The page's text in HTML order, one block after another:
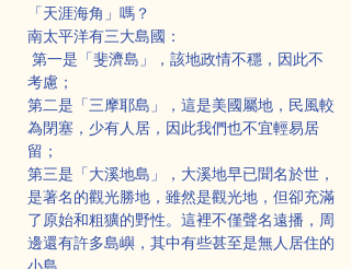
「天涯海角」嗎？
南太平洋有三大島國：
第一是「斐濟島」，該地政情不穩，因此不
考慮；
第二是「三摩耶島」，這是美國屬地，民風較
為閉塞，少有人居，因此我們也不宜輕易居
留；
第三是「大溪地島」，大溪地早已聞名於世，
是著名的觀光勝地，雖然是觀光地，但卻充滿
了原始和粗獷的野性。這裡不僅聲名遠播，周
邊還有許多島嶼，其中有些甚至是無人居住的